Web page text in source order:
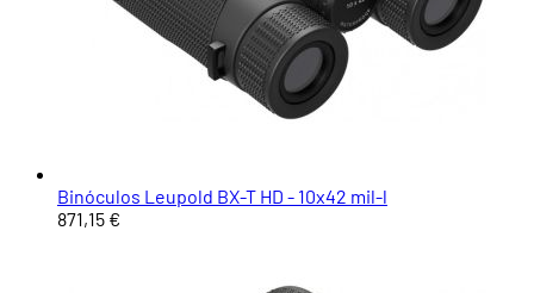
Binóculos Leupold BX-T HD - 10x42 mil-l
871,15 €